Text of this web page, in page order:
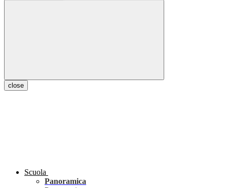
close
Scuola
Panoramica